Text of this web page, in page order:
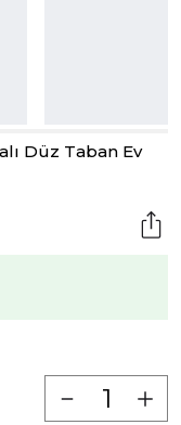
Düz Taban Ev